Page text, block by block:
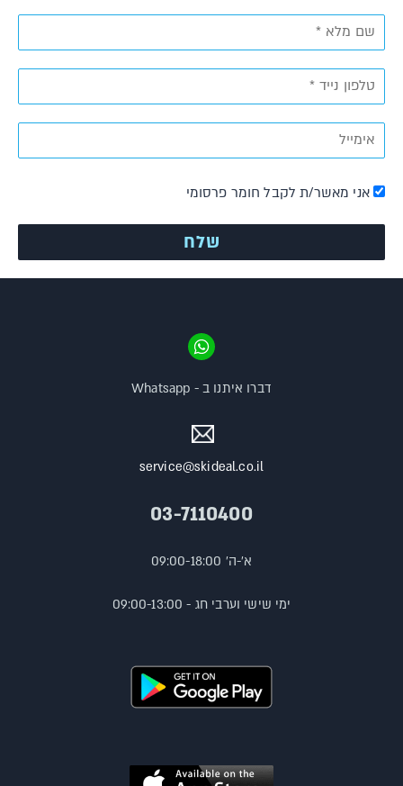
אני מאשר/ת לקבל חומר פרסומי
service@skideal.co.il
03-7110400
א'-ה' 09:00-18:00
ימי שישי וערבי חג - 09:00-13:00
דברו איתנו ב - Whatsapp